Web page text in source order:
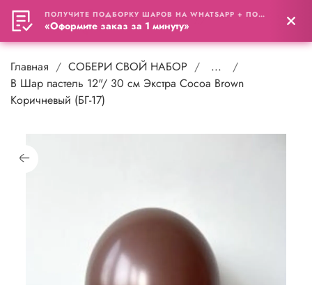
0
Главная СОБЕРИ СВОЙ НАБОР
...
В Шар пастель 12"/ 30 см Экстра Cocoa Brown
Коричневый (БГ-17)
ПОЛУЧИТЕ ПОДБОРКУ ШАРОВ НА WHATSAPP + ПОДАРОК
«Оформите заказ за 1 минуту»